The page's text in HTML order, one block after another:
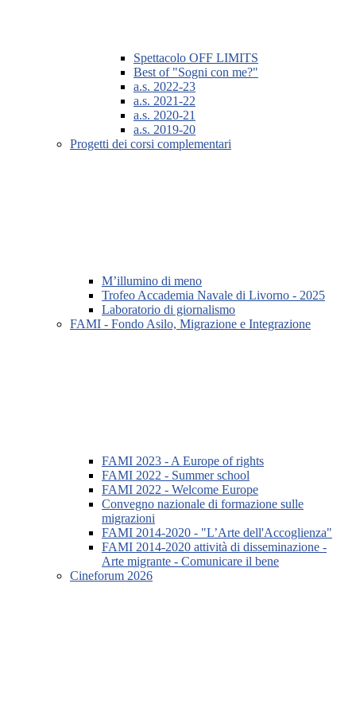
Spettacolo OFF LIMITS
Best of "Sogni con me?"
a.s. 2022-23
a.s. 2021-22
a.s. 2020-21
a.s. 2019-20
Progetti dei corsi complementari
M’illumino di meno
Trofeo Accademia Navale di Livorno - 2025
Laboratorio di giornalismo
FAMI - Fondo Asilo, Migrazione e Integrazione
FAMI 2023 - A Europe of rights
FAMI 2022 - Summer school
FAMI 2022 - Welcome Europe
Convegno nazionale di formazione sulle
migrazioni
FAMI 2014-2020 - "L’Arte dell'Accoglienza"
FAMI 2014-2020 attività di disseminazione -
Arte migrante - Comunicare il bene
Cineforum 2026